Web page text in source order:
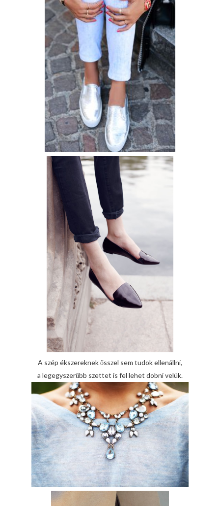
A szép ékszereknek ősszel sem tudok ellenállni,
a legegyszerűbb szettet is fel lehet dobni velük.